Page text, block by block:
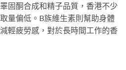
固酮合成和精子品質，香港不少
量偏低。B族維生素則幫助身體
輕疲勞感，對於長時間工作的香